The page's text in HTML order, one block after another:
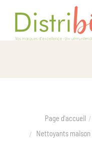
Page d'accueil
Nettoyants maison